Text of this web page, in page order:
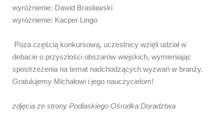
​wyróżnienie: Dawid Brasławski
​wyróżnienie: Kacper Lingo
Poza częścią konkursową, uczestnicy wzięli udział w
debacie o przyszłości obszarów wiejskich, wymieniając
spostrzeżenia na temat nadchodzących wyzwań w branży.
​Gratulujemy Michałowi i jego nauczycielom!
zdjęcia ze strony Podlaskiego Ośrodka Doradztwa